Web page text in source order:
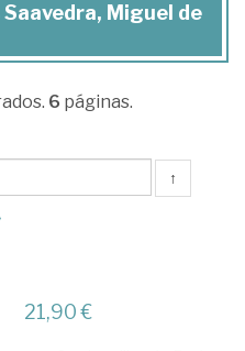
Miguel de
6 páginas.
↑
21,90 €